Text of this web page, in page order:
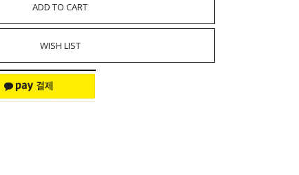
ADD TO CART
WISH LIST